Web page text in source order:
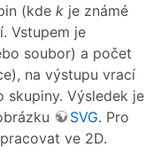
(kde k je známé
Vstupem je
soubor) a počet
na výstupu vrací
skupiny. Výsledek je
SVG. Pro
ve 2D.